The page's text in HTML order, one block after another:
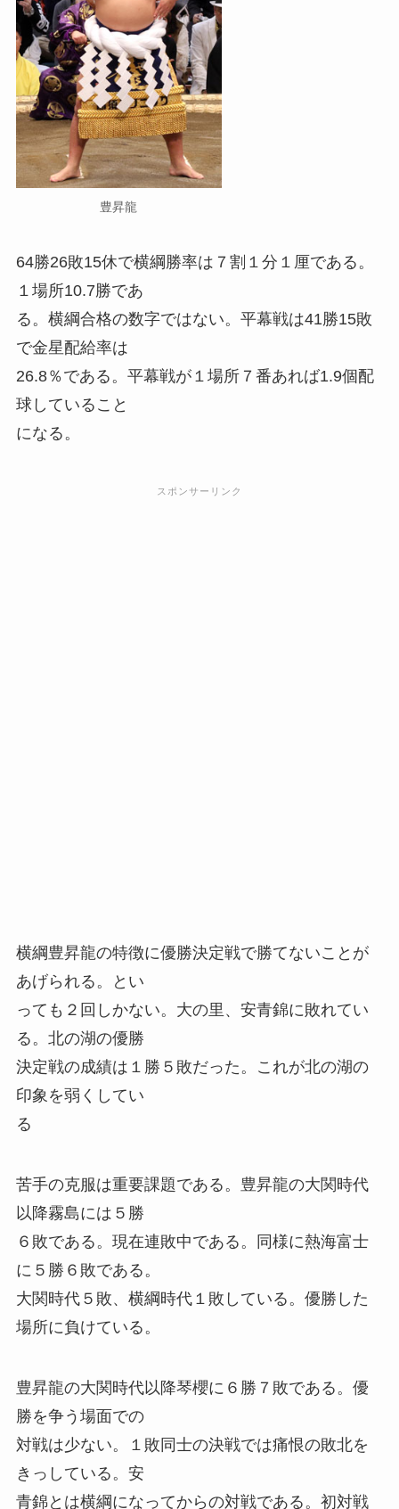
豊昇龍
64勝26敗15休で横綱勝率は７割１分１厘である。
１場所10.7勝であ
る。横綱合格の数字ではない。平幕戦は41勝15敗
で金星配給率は
26.8％である。平幕戦が１場所７番あれば1.9個配
球していること
になる。
スポンサーリンク
横綱豊昇龍の特徴に優勝決定戦で勝てないことが
あげられる。とい
っても２回しかない。大の里、安青錦に敗れてい
る。北の湖の優勝
決定戦の成績は１勝５敗だった。これが北の湖の
印象を弱くしてい
る
苦手の克服は重要課題である。豊昇龍の大関時代
以降霧島には５勝
６敗である。現在連敗中である。同様に熱海富士
に５勝６敗である。
大関時代５敗、横綱時代１敗している。優勝した
場所に負けている。
豊昇龍の大関時代以降琴櫻に６勝７敗である。優
勝を争う場面での
対戦は少ない。１敗同士の決戦では痛恨の敗北を
きっしている。安
青錦とは横綱になってからの対戦である。初対戦